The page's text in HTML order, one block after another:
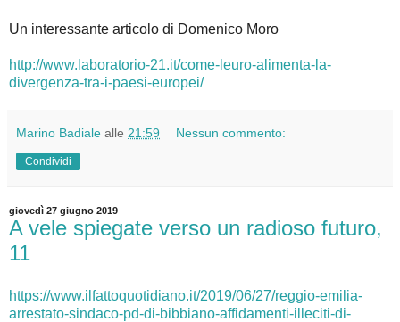
Un interessante articolo di Domenico Moro
http://www.laboratorio-21.it/come-leuro-alimenta-la-
divergenza-tra-i-paesi-europei/
Marino Badiale alle 21:59 Nessun commento:
Condividi
giovedì 27 giugno 2019
A vele spiegate verso un radioso futuro,
11
https://www.ilfattoquotidiano.it/2019/06/27/reggio-emilia-
arrestato-sindaco-pd-di-bibbiano-affidamenti-illeciti-di-